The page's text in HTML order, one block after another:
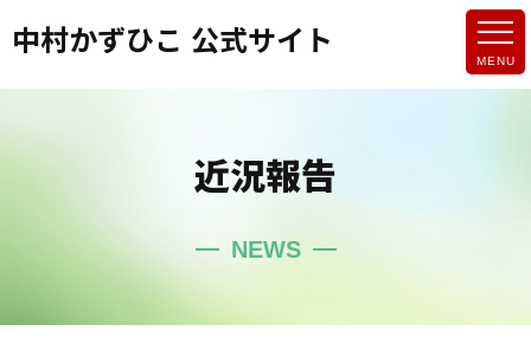
中村かずひこ 公式サイト
近況報告
NEWS